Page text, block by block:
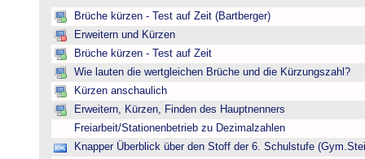
Brüche kürzen - Test auf Zeit (Bartberger)
Erweitern und Kürzen
Brüche kürzen - Test auf Zeit
Wie lauten die wertgleichen Brüche und die Kürzungszahl?
Kürzen anschaulich
Erweitern, Kürzen, Finden des Hauptnenners
Freiarbeit/Stationenbetrieb zu Dezimalzahlen
Knapper Überblick über den Stoff der 6. Schulstufe